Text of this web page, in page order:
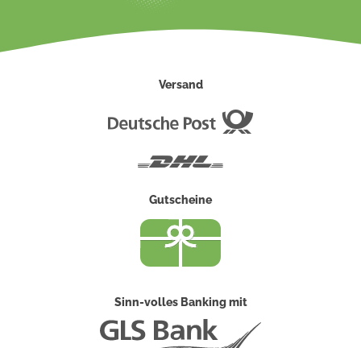
Versand
Gutscheine
Sinn-volles Banking mit